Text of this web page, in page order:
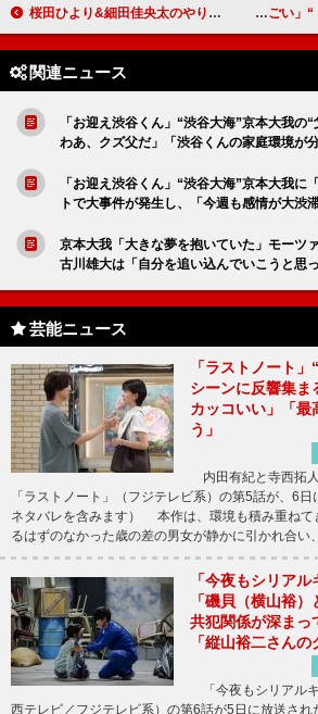
桜田ひより&細田佳央太のやり取りに共演者ら「キュンキュン」 JO1・河野純喜、高校時代は「ヤバいやつ呼ばわりで…」
関連ニュース
「お迎え渋谷くん」“渋谷大海”京本大我の
わあ、クズ父だ」「渋谷くんの家庭環境が
「お迎え渋谷くん」“渋谷大海”京本大我に
トで大事件が発生し、「今週も感情が大渋滞
京本大我「大きな夢を抱いていた」モーツ
古川雄大は「自分を追い込んでいこうと思
芸能ニュース
「ラストノート
シーンに反響集ま
カッコいい」「最
う」
内田有紀と寺西拓
「ラストノート」（フジテレビ系）の第5話が、6日
ネタバレを含みます） 本作は、環境も積み重ねて
るはずのなかった歳の差の男女が静かに引かれ合い
「今夜もシリア
「磯貝（横山裕
共犯関係が深まっ
「縦山裕二さんの
「今夜もシリアル
西テレビ／フジテレビ系）の第6話が5日に放送さ